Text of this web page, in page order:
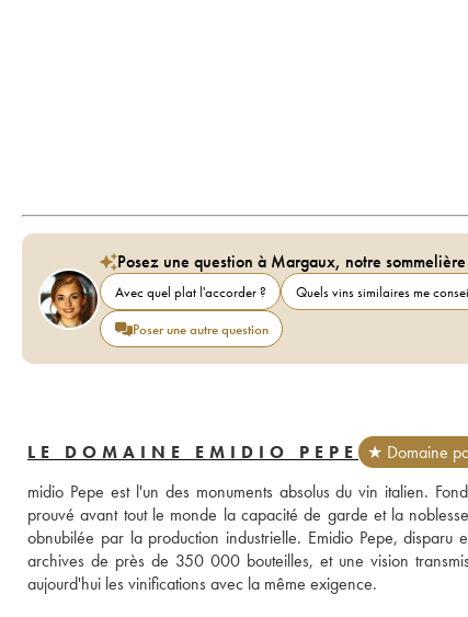
Posez une question à Margaux, notre
Avec quel plat l'accorder ? Quels vins similaires me
Poser une autre question
LE DOMAINE EMIDIO PEPE
★ Domaine
midio Pepe est l'un des monuments absolus du vin italien.
prouvé avant tout le monde la capacité de garde et la
obnubilée par la production industrielle. Emidio Pepe,
archives de près de 350 000 bouteilles, et une vision
aujourd'hui les vinifications avec la même exigence.